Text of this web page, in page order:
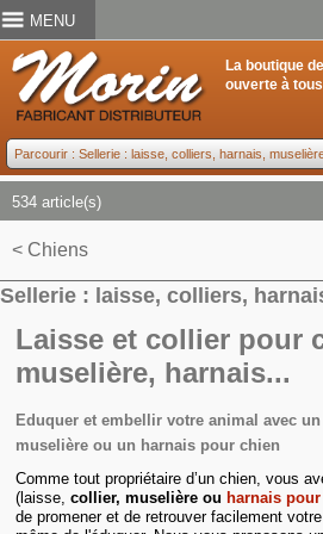
MENU
La boutique
ouverte à
534 article(s)
< Chiens
Sellerie : laisse, colliers,
Laisse et collier pour
muselière, harnais...
Eduquer et embellir votre animal avec
muselière ou un harnais pour chien
Comme tout propriétaire d’un chien, vous
(laisse,collier, muselière ou harnais
de promener et de retrouver facilement